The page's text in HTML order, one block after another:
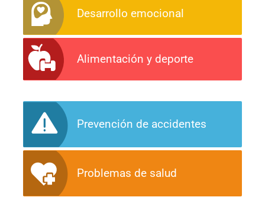
Desarrollo emocional
Alimentación y deporte
Prevención de accidentes
Problemas de salud